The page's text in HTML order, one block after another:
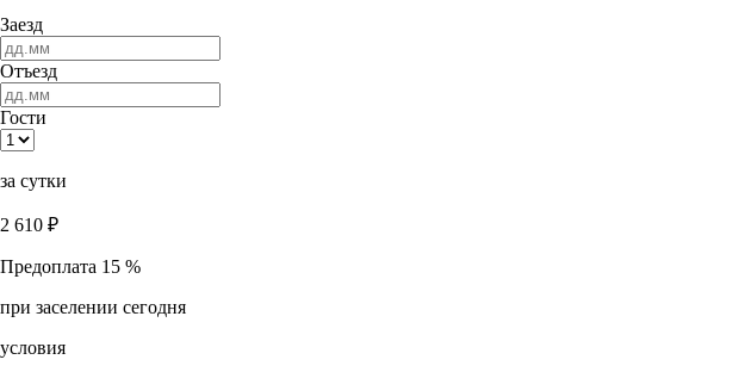
Заезд
Отъезд
Гости
за сутки
2 610 ₽
Предоплата 15 %
при заселении сегодня
условия